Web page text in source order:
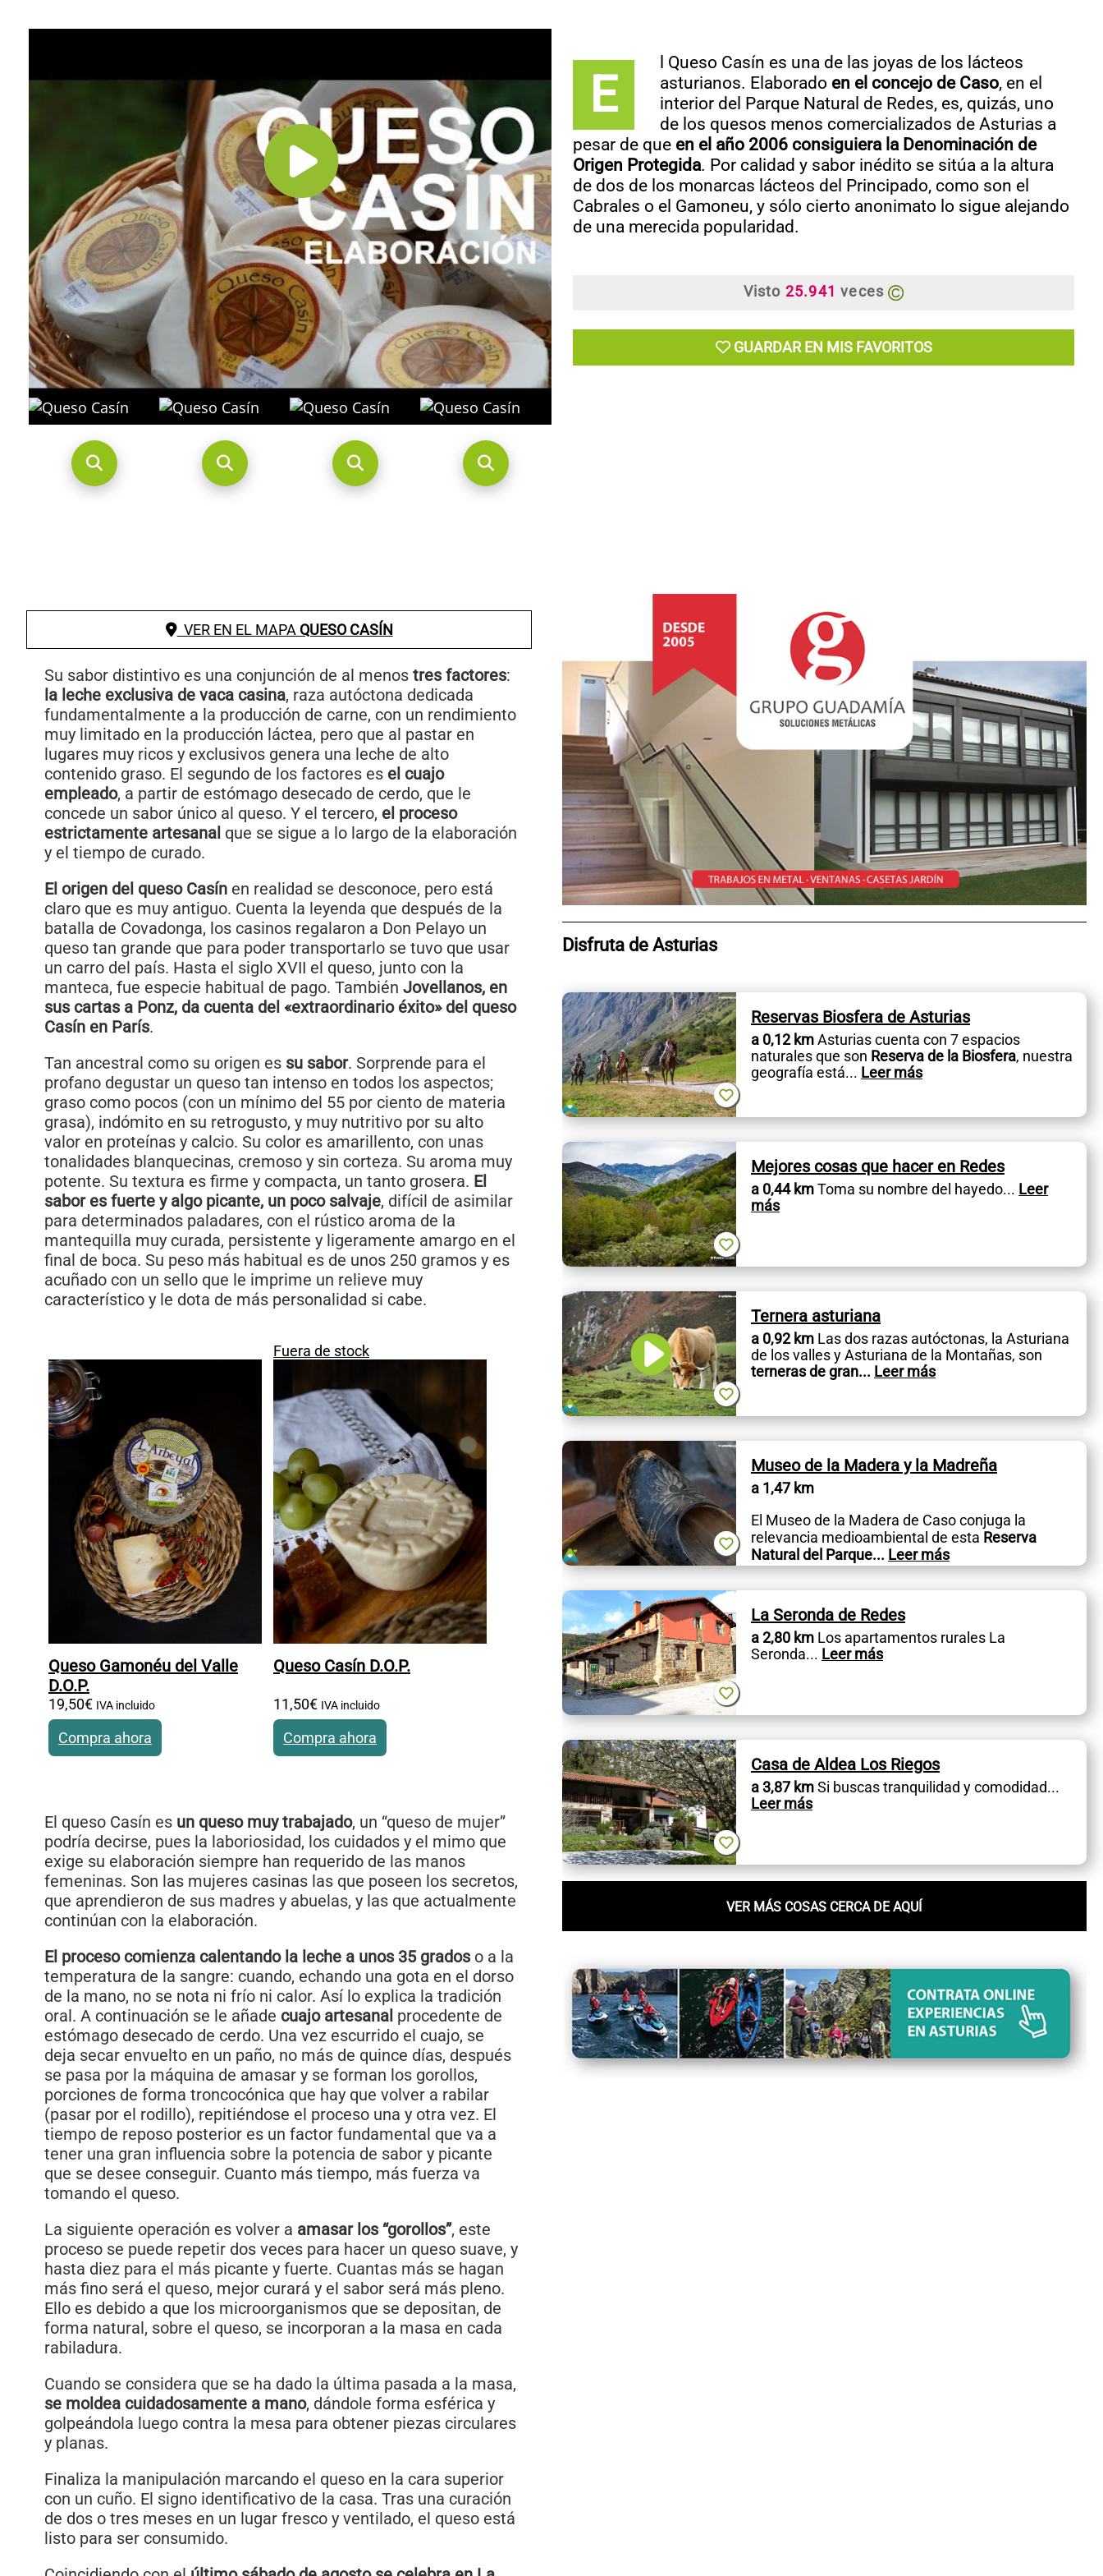
E
l Queso Casín es una de las joyas de los lácteos
asturianos. Elaborado en el concejo de Caso, en el
interior del Parque Natural de Redes, es, quizás, uno
de los quesos menos comercializados de Asturias a
pesar de que en el año 2006 consiguiera la Denominación de
Origen Protegida. Por calidad y sabor inédito se sitúa a la altura
de dos de los monarcas lácteos del Principado, como son el
Cabrales o el Gamoneu, y sólo cierto anonimato lo sigue alejando
de una merecida popularidad.
Visto 25.941 veces
GUARDAR EN MIS FAVORITOS
VER EN EL MAPA QUESO CASÍN
Su sabor distintivo es una conjunción de al menos tres factores:
la leche exclusiva de vaca casina, raza autóctona dedicada
fundamentalmente a la producción de carne, con un rendimiento
muy limitado en la producción láctea, pero que al pastar en
lugares muy ricos y exclusivos genera una leche de alto
contenido graso. El segundo de los factores es el cuajo
empleado, a partir de estómago desecado de cerdo, que le
concede un sabor único al queso. Y el tercero, el proceso
estrictamente artesanal que se sigue a lo largo de la elaboración
y el tiempo de curado.
El origen del queso Casín en realidad se desconoce, pero está
claro que es muy antiguo. Cuenta la leyenda que después de la
batalla de Covadonga, los casinos regalaron a Don Pelayo un
queso tan grande que para poder transportarlo se tuvo que usar
un carro del país. Hasta el siglo XVII el queso, junto con la
manteca, fue especie habitual de pago. También Jovellanos, en
sus cartas a Ponz, da cuenta del «extraordinario éxito» del queso
Casín en París.
Tan ancestral como su origen es su sabor. Sorprende para el
profano degustar un queso tan intenso en todos los aspectos;
graso como pocos (con un mínimo del 55 por ciento de materia
grasa), indómito en su retrogusto, y muy nutritivo por su alto
valor en proteínas y calcio. Su color es amarillento, con unas
tonalidades blanquecinas, cremoso y sin corteza. Su aroma muy
potente. Su textura es firme y compacta, un tanto grosera. El
sabor es fuerte y algo picante, un poco salvaje, difícil de asimilar
para determinados paladares, con el rústico aroma de la
mantequilla muy curada, persistente y ligeramente amargo en el
final de boca. Su peso más habitual es de unos 250 gramos y es
acuñado con un sello que le imprime un relieve muy
característico y le dota de más personalidad si cabe.
Queso Gamonéu del Valle
D.O.P.
19,50€ IVA incluido
Compra ahora
Fuera de stock
Queso Casín D.O.P.
11,50€ IVA incluido
Compra ahora
El queso Casín es un queso muy trabajado, un “queso de mujer”
podría decirse, pues la laboriosidad, los cuidados y el mimo que
exige su elaboración siempre han requerido de las manos
femeninas. Son las mujeres casinas las que poseen los secretos,
que aprendieron de sus madres y abuelas, y las que actualmente
continúan con la elaboración.
El proceso comienza calentando la leche a unos 35 gradoso a la
temperatura de la sangre: cuando, echando una gota en el dorso
de la mano, no se nota ni frío ni calor. Así lo explica la tradición
oral. A continuación se le añade cuajo artesanal procedente de
estómago desecado de cerdo. Una vez escurrido el cuajo, se
deja secar envuelto en un paño, no más de quince días, después
se pasa por la máquina de amasar y se forman los gorollos,
porciones de forma troncocónica que hay que volver a rabilar
(pasar por el rodillo), repitiéndose el proceso una y otra vez. El
tiempo de reposo posterior es un factor fundamental que va a
tener una gran influencia sobre la potencia de sabor y picante
que se desee conseguir. Cuanto más tiempo, más fuerza va
tomando el queso.
La siguiente operación es volver a amasar los “gorollos”, este
proceso se puede repetir dos veces para hacer un queso suave, y
hasta diez para el más picante y fuerte. Cuantas más se hagan
más fino será el queso, mejor curará y el sabor será más pleno.
Ello es debido a que los microorganismos que se depositan, de
forma natural, sobre el queso, se incorporan a la masa en cada
rabiladura.
Cuando se considera que se ha dado la última pasada a la masa,
se moldea cuidadosamente a mano, dándole forma esférica y
golpeándola luego contra la mesa para obtener piezas circulares
y planas.
Finaliza la manipulación marcando el queso en la cara superior
con un cuño. El signo identificativo de la casa. Tras una curación
de dos o tres meses en un lugar fresco y ventilado, el queso está
listo para ser consumido.
Disfruta de Asturias
Reservas Biosfera de Asturias
a 0,12 kmAsturias cuenta con 7 espacios
naturales que son Reserva de la Biosfera, nuestra
geografía está... Leer más
Mejores cosas que hacer en Redes
a 0,44 kmToma su nombre del hayedo... Leer
más
Ternera asturiana
a 0,92 kmLas dos razas autóctonas, la Asturiana
de los valles y Asturiana de la Montañas, son
terneras de gran... Leer más
Museo de la Madera y la Madreña
a 1,47 km
El Museo de la Madera de Caso conjuga la
relevancia medioambiental de esta Reserva
Natural del Parque... Leer más
La Seronda de Redes
a 2,80 kmLos apartamentos rurales La
Seronda... Leer más
Casa de Aldea Los Riegos
a 3,87 kmSi buscas tranquilidad y comodidad...
Leer más
VER MÁS COSAS CERCA DE AQUÍ